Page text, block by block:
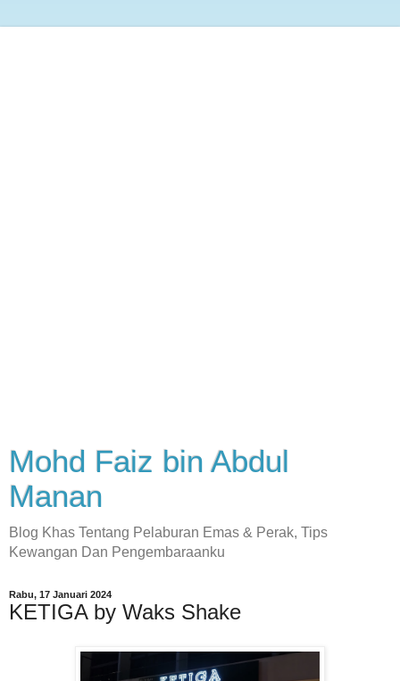
Mohd Faiz bin Abdul
Manan
Blog Khas Tentang Pelaburan Emas & Perak, Tips
Kewangan Dan Pengembaraanku
Rabu, 17 Januari 2024
KETIGA by Waks Shake